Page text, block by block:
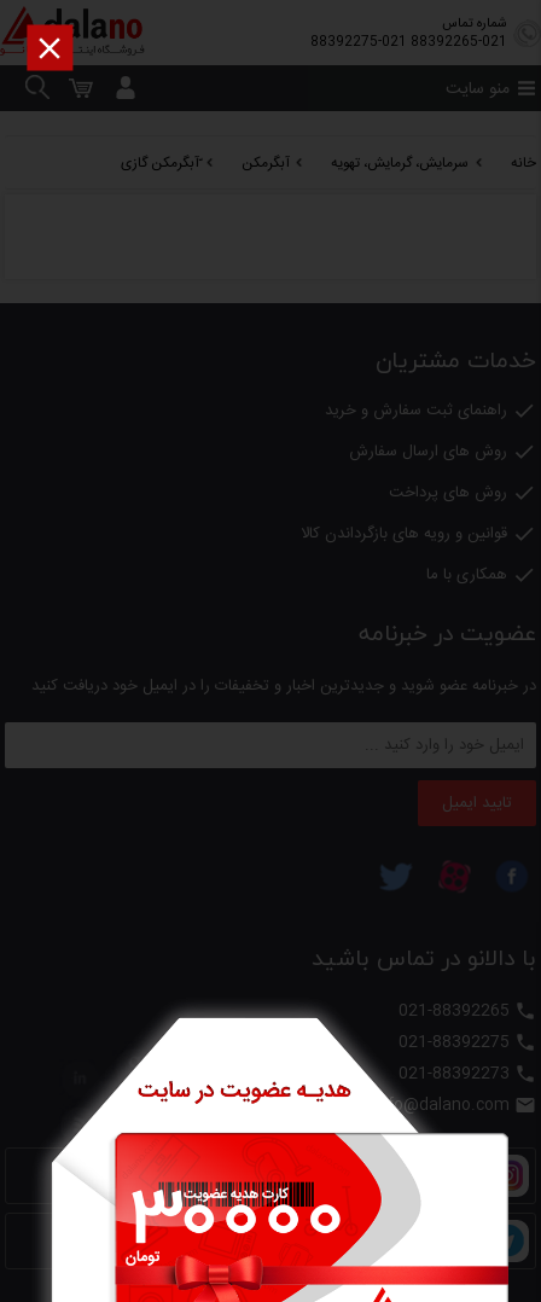
شماره تماس
88392265-021
88392275-021
منو سایت
خانه سرمایش، گرمایش، تهویه آبگرمکن ّآبگرمکن گازی
خدمات مشتریان
 راهنمای ثبت سفارش و خرید
 روش های ارسال سفارش
 روش های پرداخت
 قوانین و رویه های بازگرداندن کالا
 همکاری با ما
عضویت در خبرنامه
در خبرنامه عضو شوید و جدیدترین اخبار و تخفیفات را در ایمیل خود دریافت کنید
تایید ایمیل
با دالانو در تماس باشید




به اینستاگرام ما بپیوندید
به کانال تلگرام ما بپیوندید
